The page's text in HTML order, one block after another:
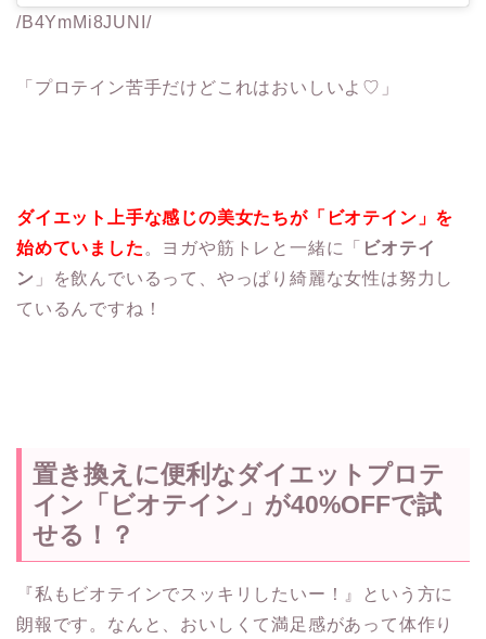
/B4YmMi8JUNI/
「プロテイン苦手だけどこれはおいしいよ♡」
ダイエット上手な感じの美女たちが「ビオテイン」を
始めていました 。ヨガや筋トレと一緒に「 ビオテイ
ン 」を飲んでいるって、やっぱり綺麗な女性は努力し
ているんですね！
置き換えに便利なダイエットプロテ
イン「ビオテイン」が40%OFFで試
せる！？
『私もビオテインでスッキリしたいー！』という方に
朗報です。なんと、おいしくて満足感があって体作り